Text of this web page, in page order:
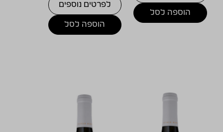
הוספה לסל
לפרטים נוספים
הוספה לסל